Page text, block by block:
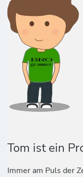
Tom ist ein
Immer am Puls der